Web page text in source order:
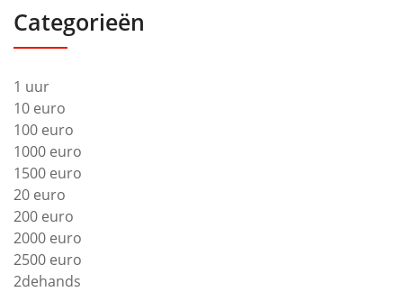
Categorieën
1 uur
10 euro
100 euro
1000 euro
1500 euro
20 euro
200 euro
2000 euro
2500 euro
2dehands